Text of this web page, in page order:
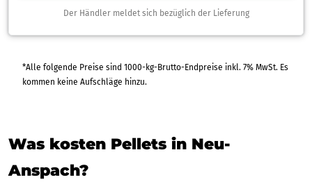
Der Händler meldet sich bezüglich der Lieferung
*Alle folgende Preise sind 1000-kg-Brutto-Endpreise inkl. 7% MwSt. Es
kommen keine Aufschläge hinzu.
Was kosten Pellets in Neu-
Anspach?